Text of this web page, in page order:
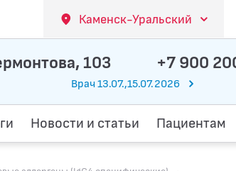
Каменск-Уральский
103 +7 900
Врач 13.07.,15.07.2026
Новости и статьи Пациентам